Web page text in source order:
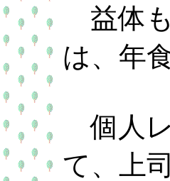
益体
は、年
個人
て、上